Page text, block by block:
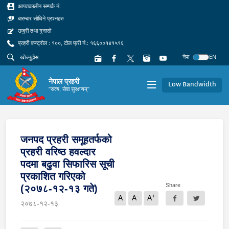
आपतकालीन सम्पर्क नं.
बारम्बार सोधिने प्रश्नहरु
उजुरी तथा गुनासो
प्रहरी कन्ट्रोल : १००, टोल फ्री नं.: १६६००१४१५१६
नेपा
EN
नेपाल प्रहरी
"सत्य, सेवा सुरक्षणम्" Low Bandwidth
जनपद प्रहरी समूहतर्फको
प्रहरी वरिष्ठ हवल्दार
पदमा बढुवा सिफारिस सूची
प्रकाशित गरिएको
(२०७८-१२-१३ गते)
२०७८-१२-१३
A A- A+
Share